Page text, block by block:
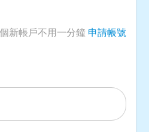
新帳戶不用一分鐘 申請帳號